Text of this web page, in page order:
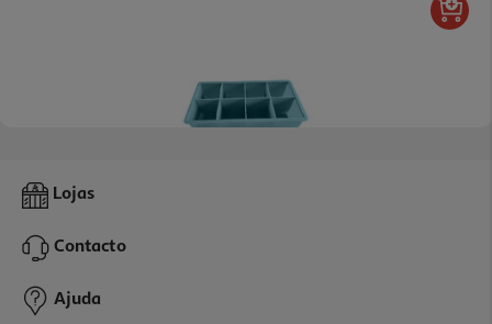
Cuvete Para Gelo Actuel Azul Claro 8 Cavidades
3,58 €
Lojas
Contacto
Ajuda